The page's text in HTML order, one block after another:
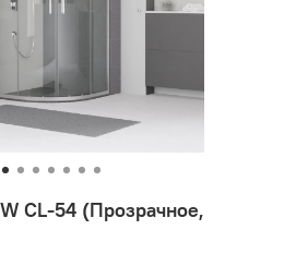
CL-54 (Прозрачное,